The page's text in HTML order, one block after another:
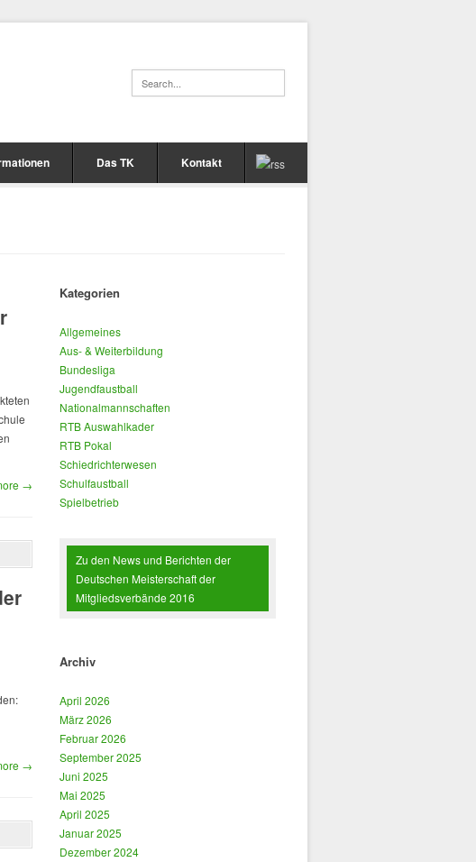
Das TK Kontakt
→
→
Kategorien
Allgemeines
Aus- & Weiterbildung
Bundesliga
Jugendfaustball
Nationalmannschaften
RTB Auswahlkader
RTB Pokal
Schiedrichterwesen
Schulfaustball
Spielbetrieb
Zu den News und Berichten der
Deutschen Meisterschaft der
Mitgliedsverbände 2016
Archiv
April 2026
März 2026
Februar 2026
September 2025
Juni 2025
Mai 2025
April 2025
Januar 2025
Dezember 2024